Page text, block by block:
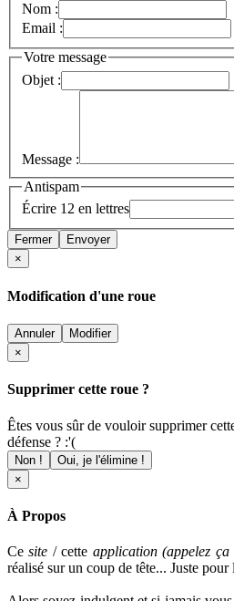
Nom :
Email :
Votre message
Objet :
Message :
Antispam
Écrire 12 en lettres
Fermer
Envoyer
×
Modification d'une roue
Annuler
Modifier
×
Supprimer cette roue ?
Êtes vous sûr de vouloir supprimer
défense ? :'(
Non !
Oui, je l'élimine !
×
À Propos
Cesite / cette application (appelez
réalisé sur un coup de tête... Juste pour